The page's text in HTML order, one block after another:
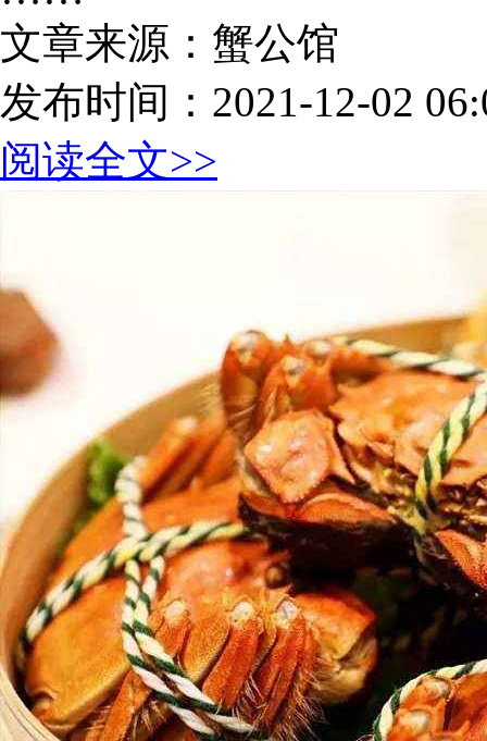
文章来源：蟹公馆
发布时间：2021-12-02
阅读全文>>